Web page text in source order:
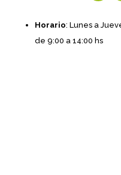
Horario: Lunes a
de 9:00 a 14:00 hs